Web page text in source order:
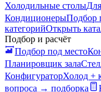
Холодильные столы
КондиционерыПодбор
категорийОткрыть
Подбор и расчёт
Подбор под место
Планировщик зала
КонфигураторХолод +
вопроса → подборка